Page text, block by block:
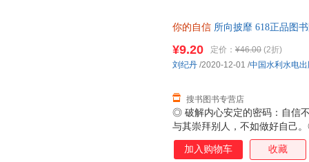
中国青年出版社
你的自信 所向披靡 618正品图
◎ 破解内心安定的密码：自信
与其崇拜别人，不如做好自己
的人肯对自己下狠手；悄悄努
一次失败。◎ 从低自尊到高度
¥9.20 定价： ¥46.00 (2折)
搜书图书专营店
刘纪丹 /2020-12-01 /中国水利水电
加入购物车 收藏